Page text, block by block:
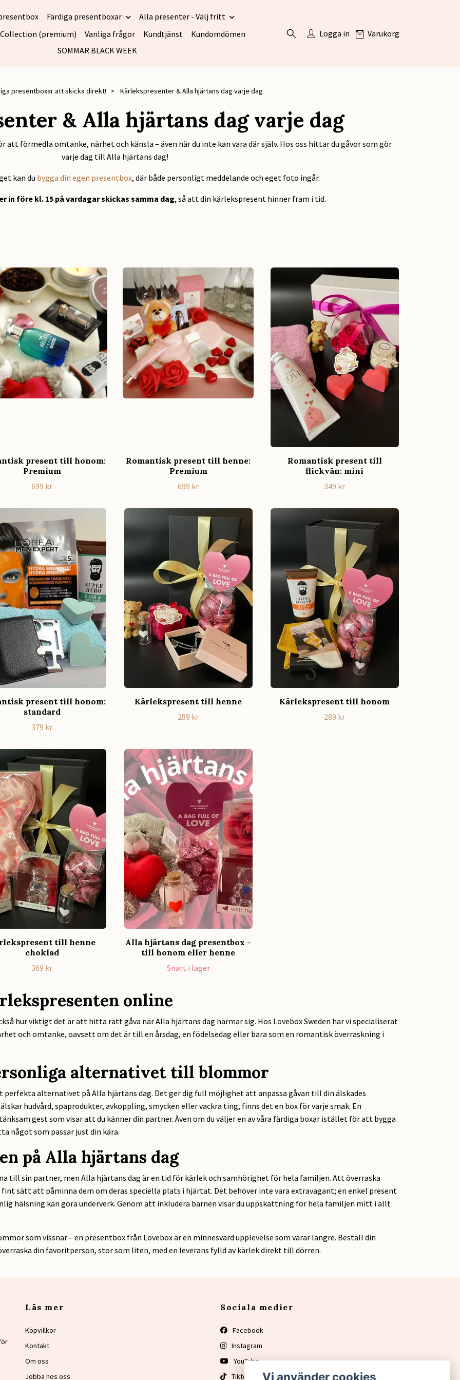
Färdiga presentboxar
Alla presenter - Välj fritt
(premium)
Vanliga frågor Kundtjänst
Kundomdömen
SOMMAR BLACK WEEK
Logga in Varukorg
presentboxar att skicka direkt! Kärlekspresenter & Alla hjärtans dag varje dag
& Alla hjärtans dag varje dag
att förmedla omtanke, närhet och känsla – även när du inte kan vara där själv. Hos oss hittar du gåvor som gör
varje dag till Alla hjärtans dag!
kan du bygga din egen presentbox, där både personligt meddelande och eget foto ingår.
in före kl. 15 på vardagar skickas samma dag, så att din kärlekspresent hinner fram i tid.
present till honom:
Premium
699 kr
Romantisk present till henne:
Premium
699 kr
Romantisk present till
flickvän: mini
349 kr
present till honom:
standard
379 kr
Kärlekspresent till henne
289 kr
Kärlekspresent till honom
289 kr
till henne
choklad
369 kr
Alla hjärtans dag presentbox -
till honom eller henne
Snart i lager
online
hur viktigt det är att hitta rätt gåva när Alla hjärtans dag närmar sig. Hos Lovebox Sweden har vi specialiserat
och omtanke, oavsett om det är till en årsdag, en födelsedag eller bara som en romantisk överraskning i
alternativet till blommor
alternativet på Alla hjärtans dag. Det ger dig full möjlighet att anpassa gåvan till din älskades
hudvård, spaprodukter, avkoppling, smycken eller vackra ting, finns det en box för varje smak. En
gest som visar att du känner din partner. Även om du väljer en av våra färdiga boxar istället för att bygga
något som passar just din kära.
på Alla hjärtans dag
till sin partner, men Alla hjärtans dag är en tid för kärlek och samhörighet för hela familjen. Att överraska
sätt att påminna dem om deras speciella plats i hjärtat. Det behöver inte vara extravagant; en enkel present
hälsning kan göra underverk. Genom att inkludera barnen visar du uppskattning för hela familjen mitt i allt
som vissnar – en presentbox från Lovebox är en minnesvärd upplevelse som varar längre. Beställ din
din favoritperson, stor som liten, med en leverans fylld av kärlek direkt till dörren.
Läs mer
Köpvillkor
Kontakt
Om oss
Jobba hos oss
Sociala medier
Facebook
Instagram
YouTube
Tiktok
Vi använder cookies